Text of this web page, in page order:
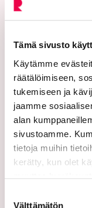
Tämä sivusto
Käytämme
räätälöimiseen,
tukemiseen ja
jaamme
alan
sivustoamme.
tietoja muihin
kerätty, kun olet
Välttämätön
11101 Riihimäki
Vaihde: 019 758